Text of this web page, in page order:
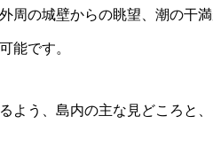
周の城壁からの眺望、潮の干
能です。
よう、島内の主な見どころと